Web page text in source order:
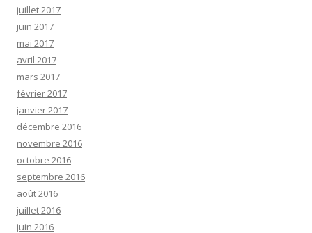
juillet 2017
juin 2017
mai 2017
avril 2017
mars 2017
février 2017
janvier 2017
décembre 2016
novembre 2016
octobre 2016
septembre 2016
août 2016
juillet 2016
juin 2016